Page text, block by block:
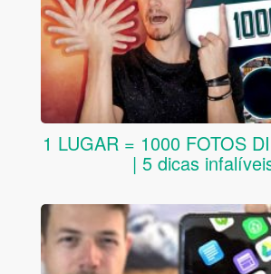
1 LUGAR = 1000 FOTOS
| 5 dicas